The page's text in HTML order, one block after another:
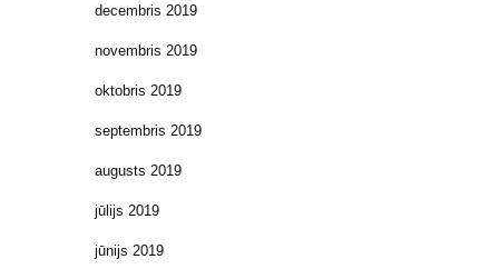
decembris 2019
novembris 2019
oktobris 2019
septembris 2019
augusts 2019
jūlijs 2019
jūnijs 2019